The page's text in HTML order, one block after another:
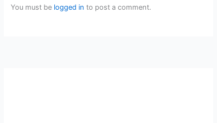
You must be logged in to post a comment.